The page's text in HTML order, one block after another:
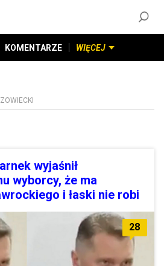
KOMENTARZE WIĘCEJ
wyjaśnił
wyborcy, że ma
i łaski nie robi
28